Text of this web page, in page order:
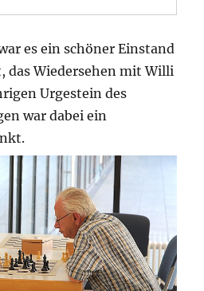
es ein schöner Einstand
das Wiedersehen mit Willi
Urgestein des
war dabei ein